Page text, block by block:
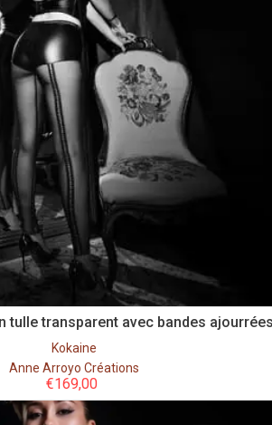
tulle transparent avec bandes
Kokaine
Anne Arroyo Créations
€169,00